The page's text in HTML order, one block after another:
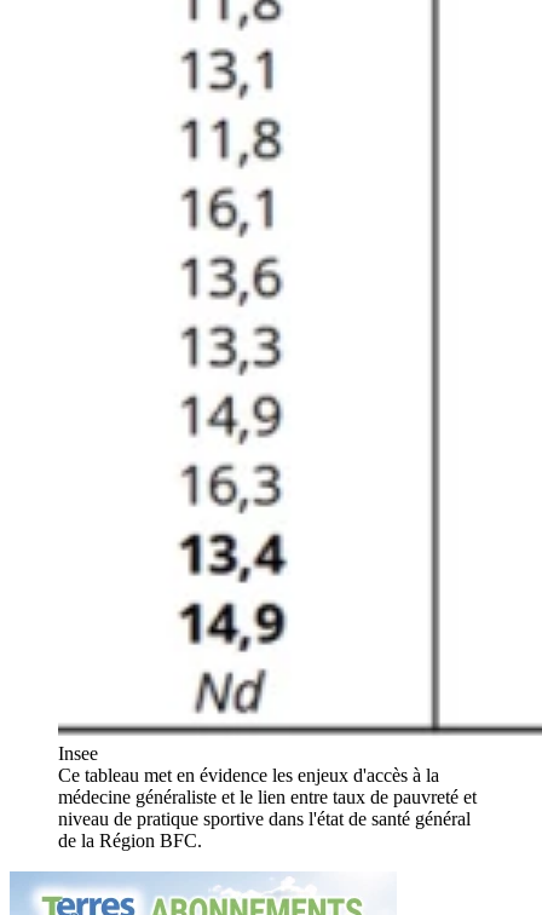
Insee
Ce tableau met en évidence les enjeux d'accès à la
médecine généraliste et le lien entre taux de pauvreté et
niveau de pratique sportive dans l'état de santé général
de la Région BFC.